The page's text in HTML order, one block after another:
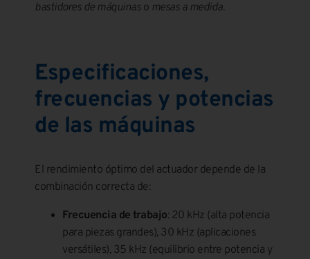
bastidores de máquinaso mesas a medida.
Especificaciones,
frecuencias y potencias
de las máquinas
El rendimiento óptimo del actuador depende de la
combinación correcta de:
Frecuencia de trabajo: 20 kHz (alta potencia
para piezas grandes), 30 kHz (aplicaciones
versátiles), 35 kHz (equilibrio entre potencia y